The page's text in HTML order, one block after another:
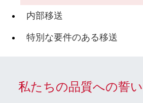
内部移送
特別な要件のある移送
私たちの品質への誓い